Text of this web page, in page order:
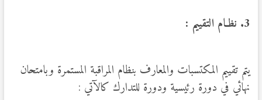
3. نظـام التقييم :
يتم تقييم المكتسبات والمعارف بنظام المراقبة المستمرة وبامتحان
نهائي في دورة رئيسية ودورة للتدارك كالآتي :